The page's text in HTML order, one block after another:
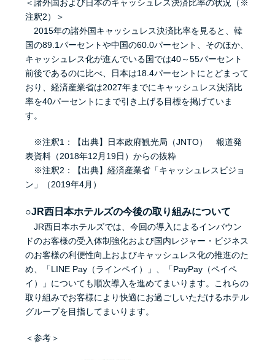
＜諸外国および日本のキャッシュレス決済比率の状況（※
注釈2）＞
2015年の諸外国キャッシュレス決済比率を見ると、韓
国の89.1パーセントや中国の60.0パーセント、そのほか、
キャッシュレス化が進んでいる国では40～55パーセント
前後であるのに比べ、日本は18.4パーセントにとどまって
おり、経済産業省は2027年までにキャッシュレス決済比
率を40パーセントにまで引き上げる目標を掲げていま
す。
※注釈1：【出典】日本政府観光局（JNTO） 報道発
表資料（2018年12月19日）からの抜粋
※注釈2：【出典】経済産業省「キャッシュレスビジョ
ン」（2019年4月）
○JR西日本ホテルズの今後の取り組みについて
JR西日本ホテルズでは、今回の導入によるインバウン
ドのお客様の受入体制強化および国内レジャー・ビジネス
のお客様の利便性向上およびキャッシュレス化の推進のた
め、「LINE Pay（ラインペイ）」、「PayPay（ペイペ
イ）」についても順次導入を進めてまいります。これらの
取り組みでお客様により快適にお過ごしいただけるホテル
グループを目指してまいります。
＜参考＞